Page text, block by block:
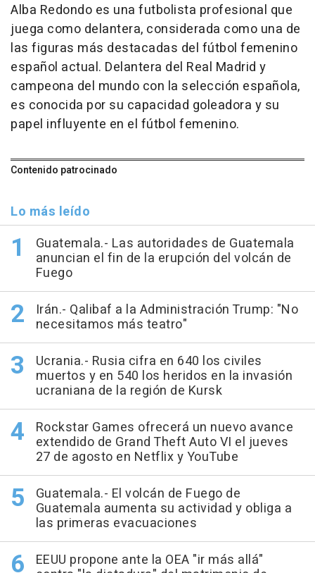
Alba Redondo es una futbolista profesional que
juega como delantera, considerada como una de
las figuras más destacadas del fútbol femenino
español actual. Delantera del Real Madrid y
campeona del mundo con la selección española,
es conocida por su capacidad goleadora y su
papel influyente en el fútbol femenino.
Contenido patrocinado
Lo más leído
Guatemala.- Las autoridades de Guatemala
anuncian el fin de la erupción del volcán de
Fuego
Irán.- Qalibaf a la Administración Trump: "No
necesitamos más teatro"
Ucrania.- Rusia cifra en 640 los civiles
muertos y en 540 los heridos en la invasión
ucraniana de la región de Kursk
Rockstar Games ofrecerá un nuevo avance
extendido de Grand Theft Auto VI el jueves
27 de agosto en Netflix y YouTube
Guatemala.- El volcán de Fuego de
Guatemala aumenta su actividad y obliga a
las primeras evacuaciones
EEUU propone ante la OEA "ir más allá"